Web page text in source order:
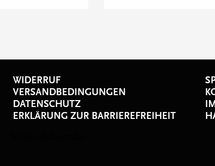
WIDERRUF
VERSANDBEDINGUNGEN
DATENSCHUTZ
ERKLÄRUNG ZUR BARRIEREFREIHEIT